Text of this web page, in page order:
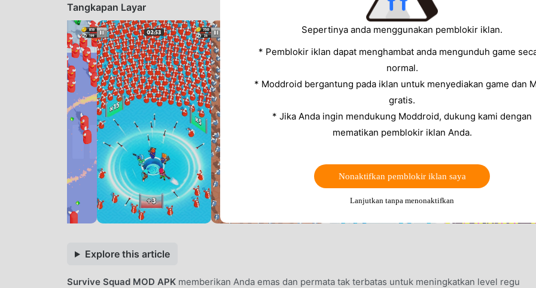
Tangkapan Layar
Explore this article
Survive Squad MOD APK memberikan Anda emas dan permata tak terbatas untuk meningkatkan level regu
Sepertinya anda menggunakan pemblokir iklan.
* Pemblokir iklan dapat menghambat anda mengunduh game
normal.
* Moddroid bergantung pada iklan untuk menyediakan game dan
gratis.
* Jika Anda ingin mendukung Moddroid, dukung kami dengan
mematikan pemblokir iklan Anda.
Nonaktifkan pemblokir iklan saya
Lanjutkan tanpa menonaktifkan